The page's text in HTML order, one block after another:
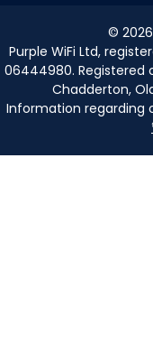
© 2026
Purple WiFi Ltd,
06444980. Registered
Chadderton,
Information regarding